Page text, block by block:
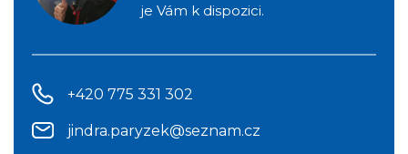
je Vám k dispozici.
+420 775 331 302
jindra.paryzek@seznam.cz